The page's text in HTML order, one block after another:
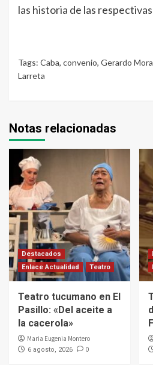
las historia de las
Tags: Caba, convenio, Gerardo
Larreta
Notas relacionadas
Destacados
Enlace Actualidad
Teatro
Teatro tucumano en El
Pasillo: «Del aceite a
la cacerola»
Maria Eugenia Montero
6 agosto, 2026 0